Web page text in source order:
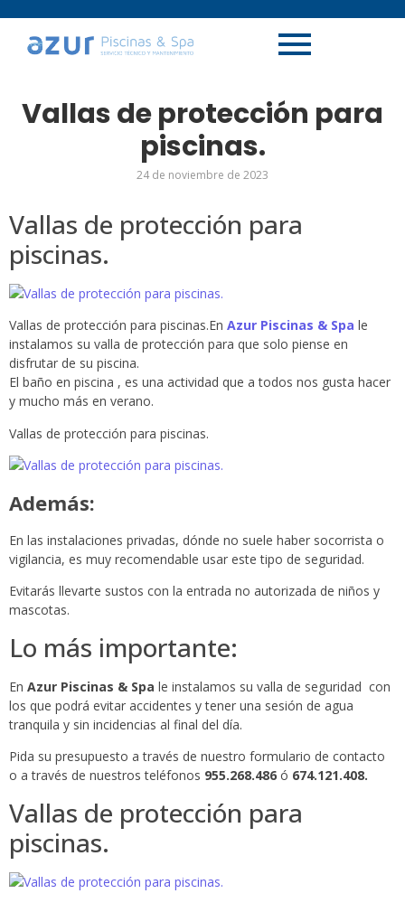
Vallas de protección para
piscinas.
24 de noviembre de 2023
Vallas de protección para
piscinas.
Vallas de protección para piscinas.En Azur Piscinas & Spa le
instalamos su valla de protección para que solo piense en
disfrutar de su piscina.
El baño en piscina , es una actividad que a todos nos gusta hacer
y mucho más en verano.
Vallas de protección para piscinas.
Además:
En las instalaciones privadas, dónde no suele haber socorrista o
vigilancia, es muy recomendable usar este tipo de seguridad.
Evitarás llevarte sustos con la entrada no autorizada de niños y
mascotas.
Lo más importante:
En Azur Piscinas & Spa le instalamos su valla de seguridad con
los que podrá evitar accidentes y tener una sesión de agua
tranquila y sin incidencias al final del día.
Pida su presupuesto a través de nuestro formulario de contacto
o a través de nuestros teléfonos 955.268.486 ó 674.121.408.
Vallas de protección para
piscinas.